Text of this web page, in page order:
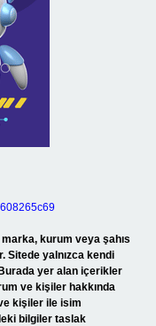
kurum veya şahıs
Sitede yalnızca kendi
Burada yer alan içerikler
ve kişiler hakkında
kişiler ile isim
bilgiler taslak